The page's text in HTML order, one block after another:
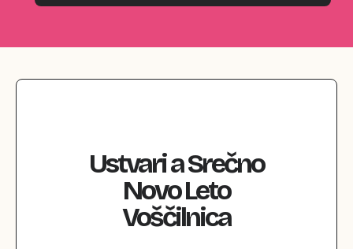
UstvariaSrečno
Novo Leto
Voščilnica